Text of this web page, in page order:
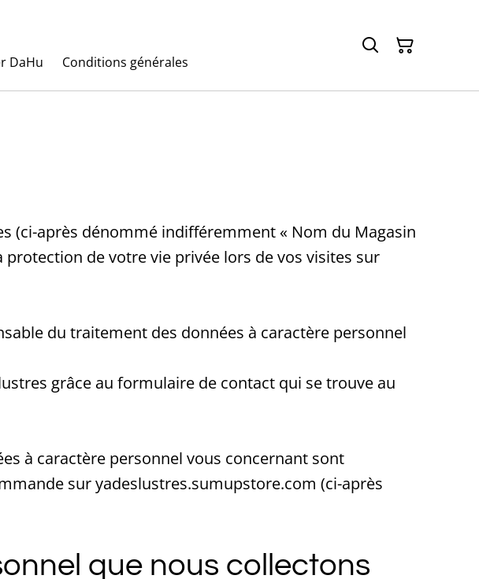
DaHu Conditions générales
(ci-après dénommé indifféremment « Nom du Magasin
protection de votre vie privée lors de vos visites sur
du traitement des données à caractère personnel
grâce au formulaire de contact qui se trouve au
à caractère personnel vous concernant sont
sur yadeslustres.sumupstore.com (ci-après
que nous collectons